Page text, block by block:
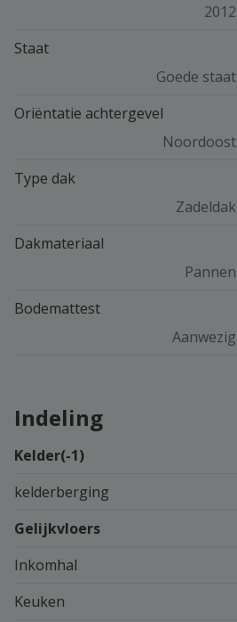
2012
Staat
Goede staat
Oriëntatie achtergevel
Noordoost
Type dak
Zadeldak
Dakmateriaal
Pannen
Bodemattest
Aanwezig
Indeling
Kelder(-1)
kelderberging
Gelijkvloers
Inkomhal
Keuken